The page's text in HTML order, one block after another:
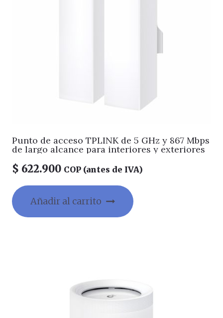
Punto de acceso TPLINK de 5 GHz y 867 Mbps
de largo alcance para interiores y exteriores
$ 622.900 COP (antes de IVA)
Añadir al carrito